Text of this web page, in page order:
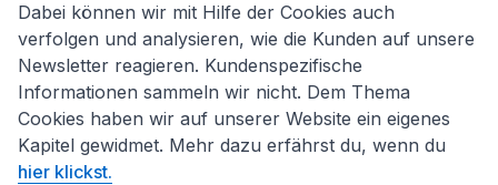
Dabei können wir mit Hilfe der Cookies auch
verfolgen und analysieren, wie die Kunden auf unsere
Newsletter reagieren. Kundenspezifische
Informationen sammeln wir nicht. Dem Thema
Cookies haben wir auf unserer Website ein eigenes
Kapitel gewidmet. Mehr dazu erfährst du, wenn du
hier klickst.